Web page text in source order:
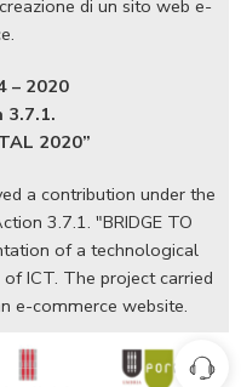
di un sito web e-
– 2020
3.7.1.
2020”
a contribution under the
3.7.1. "BRIDGE TO
of a technological
ICT. The project carried
e-commerce website.